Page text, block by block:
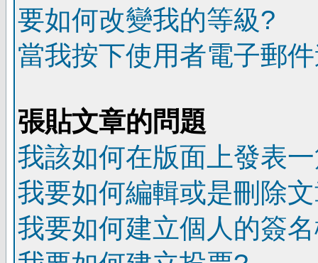
要如何改變我的等級?
當我按下使用者電子郵
張貼文章的問題
我該如何在版面上發表
我要如何編輯或是刪除
我要如何建立個人的簽